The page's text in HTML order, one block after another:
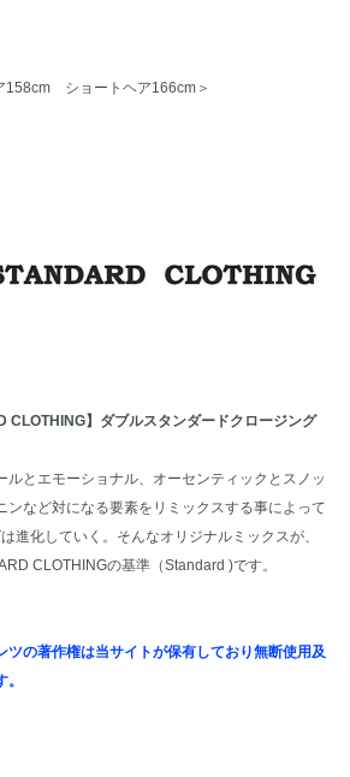
158cm ショートヘア166cm＞
CLOTHING】ダブルスタンダードクロージング
ルとエモーショナル、オーセンティックとスノッ
ンなど対になる要素をリミックスする事によって
進化していく。そんなオリジナルミックスが、
CLOTHINGの基準（Standard )です。
の著作権は当サイトが保有しており無断使用及